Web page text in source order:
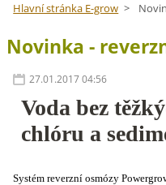
Hlavní stránka E-grow >
Novinka -
27.01.2017 04:56
Voda bez
chlóru a
Systém reverzní osmózy